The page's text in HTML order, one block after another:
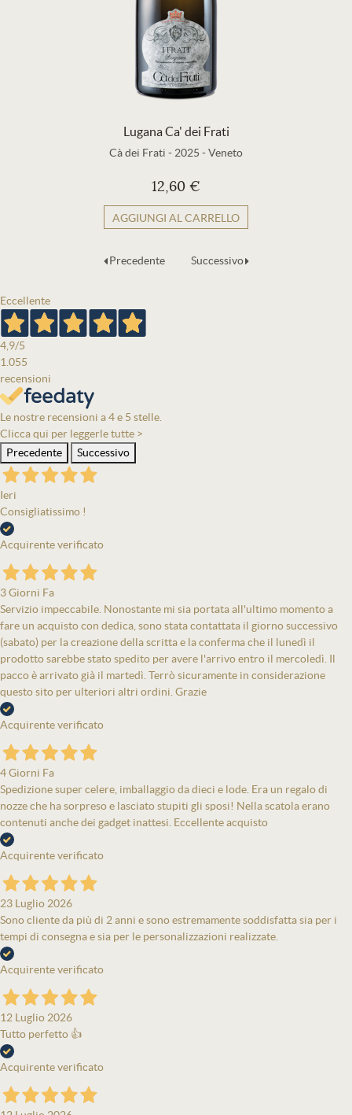
Lugana Ca' dei Frati
Cà dei Frati - 2025 -Veneto
12,60 €
AGGIUNGI AL CARRELLO
Precedente Successivo
Eccellente
4,9/5
1.055
recensioni
Le nostre recensioni a 4 e 5 stelle.
Clicca qui per leggerle tutte >
Precedente
Successivo
Ieri
Consigliatissimo !
Acquirente verificato
3 Giorni Fa
Servizio impeccabile. Nonostante mi sia portata all'ultimo momento a
fare un acquisto con dedica, sono stata contattata il giorno successivo
(sabato) per la creazione della scritta e la conferma che il lunedì il
prodotto sarebbe stato spedito per avere l'arrivo entro il mercoledì. Il
pacco è arrivato già il martedì. Terrò sicuramente in considerazione
questo sito per ulteriori altri ordini. Grazie
Acquirente verificato
4 Giorni Fa
Spedizione super celere, imballaggio da dieci e lode. Era un regalo di
nozze che ha sorpreso e lasciato stupiti gli sposi! Nella scatola erano
contenuti anche dei gadget inattesi. Eccellente acquisto
Acquirente verificato
23 Luglio 2026
Sono cliente da più di 2 anni e sono estremamente soddisfatta sia per i
tempi di consegna e sia per le personalizzazioni realizzate.
Acquirente verificato
12 Luglio 2026
Tutto perfetto 👍
Acquirente verificato